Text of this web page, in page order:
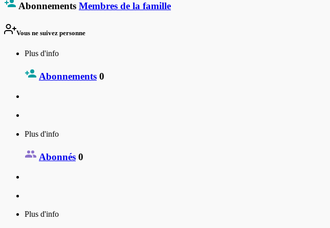
Abonnements Membres de la famille
Vous ne suivez personne
Plus d'info
Abonnements 0
Plus d'info
Abonnés 0
Plus d'info